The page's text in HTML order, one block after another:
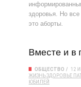
здоровья. Но
это аборты.
Вместе и в
ОБЩЕСТВО
12
ЖИЗНЬЗДОРОВЬЕ
ЮБИЛЕЙ